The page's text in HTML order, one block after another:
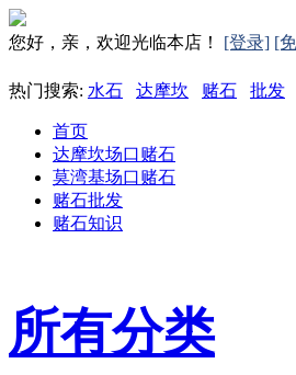
您好，亲，欢迎光临本店！ [登录] [
热门搜索: 水石 达摩坎 赌石 批发
首页
达摩坎场口赌石
莫湾基场口赌石
赌石批发
赌石知识
所有分类